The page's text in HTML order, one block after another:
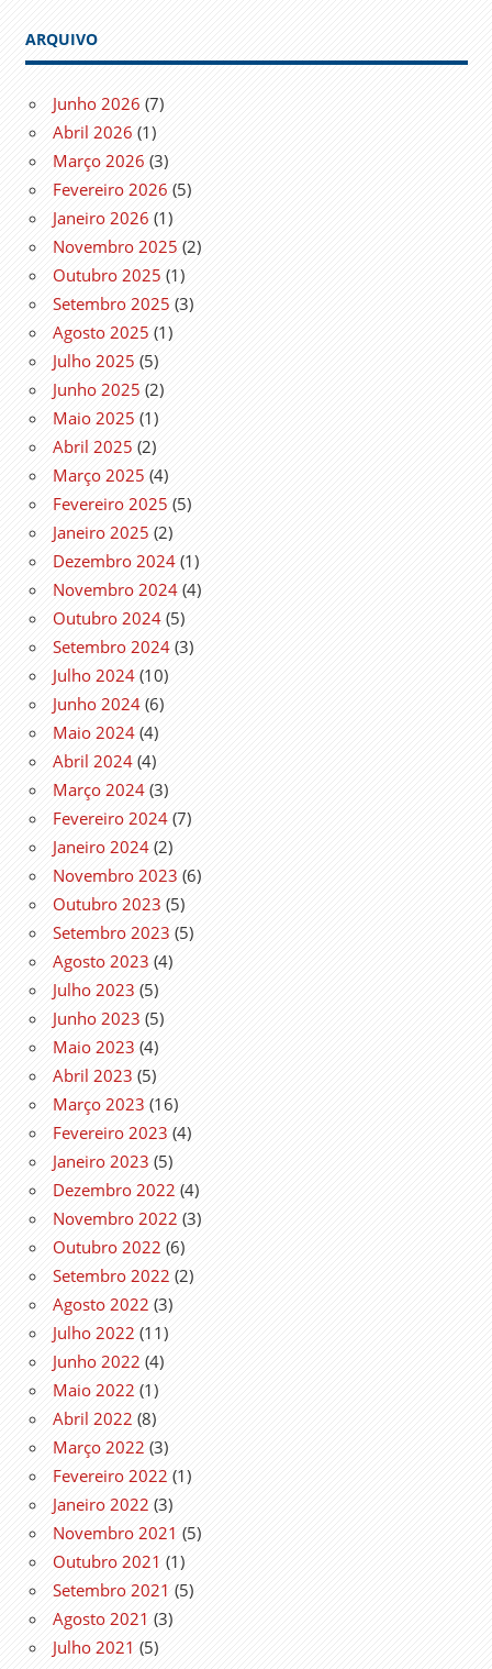
ARQUIVO
Junho 2026 (7)
Abril 2026 (1)
Março 2026 (3)
Fevereiro 2026 (5)
Janeiro 2026 (1)
Novembro 2025 (2)
Outubro 2025 (1)
Setembro 2025 (3)
Agosto 2025 (1)
Julho 2025 (5)
Junho 2025 (2)
Maio 2025 (1)
Abril 2025 (2)
Março 2025 (4)
Fevereiro 2025 (5)
Janeiro 2025 (2)
Dezembro 2024 (1)
Novembro 2024 (4)
Outubro 2024 (5)
Setembro 2024 (3)
Julho 2024 (10)
Junho 2024 (6)
Maio 2024 (4)
Abril 2024 (4)
Março 2024 (3)
Fevereiro 2024 (7)
Janeiro 2024 (2)
Novembro 2023 (6)
Outubro 2023 (5)
Setembro 2023 (5)
Agosto 2023 (4)
Julho 2023 (5)
Junho 2023 (5)
Maio 2023 (4)
Abril 2023 (5)
Março 2023 (16)
Fevereiro 2023 (4)
Janeiro 2023 (5)
Dezembro 2022 (4)
Novembro 2022 (3)
Outubro 2022 (6)
Setembro 2022 (2)
Agosto 2022 (3)
Julho 2022 (11)
Junho 2022 (4)
Maio 2022 (1)
Abril 2022 (8)
Março 2022 (3)
Fevereiro 2022 (1)
Janeiro 2022 (3)
Novembro 2021 (5)
Outubro 2021 (1)
Setembro 2021 (5)
Agosto 2021 (3)
Julho 2021 (5)